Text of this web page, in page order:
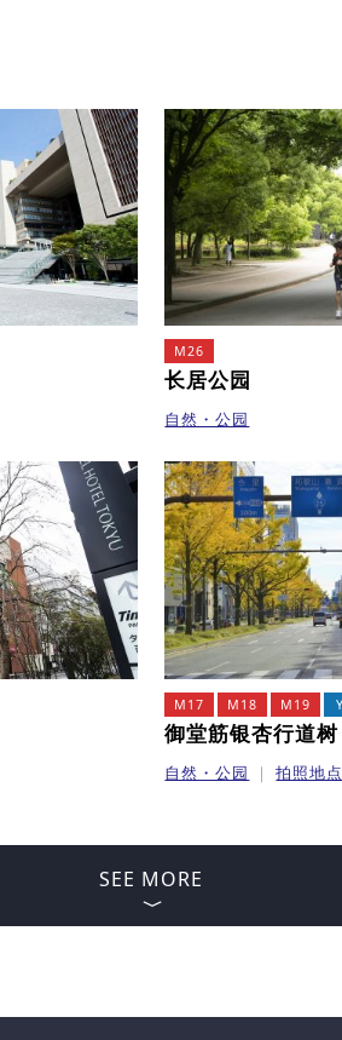
M26
长居公园
自然・公园
M17 M18 M19
御堂筋银杏行道树
自然・公园 拍照地点
SEE MORE